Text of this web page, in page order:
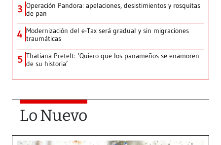
3 Operación Pandora: apelaciones, desistimientos y rosquitas
de pan
4 Modernización del e-Tax será gradual y sin migraciones
traumáticas
5 Thatiana Pretelt: ‘Quiero que los panameños se enamoren
de su historia’
Lo Nuevo